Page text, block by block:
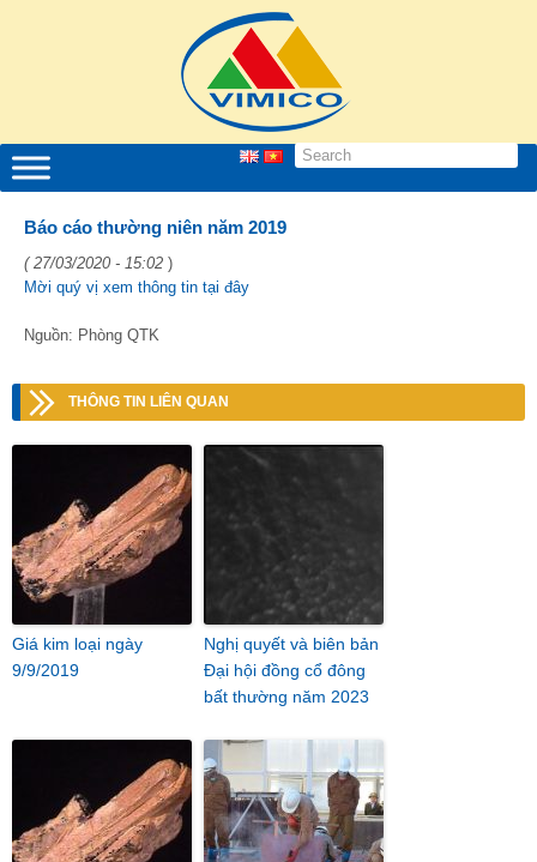
Báo cáo thường niên năm 2019
( 27/03/2020 - 15:02 )
Mời quý vị xem thông tin tại đây
Nguồn: Phòng QTK
THÔNG TIN LIÊN QUAN
Giá kim loại ngày
9/9/2019
Nghị quyết và biên bản
Đại hội đồng cổ đông
bất thường năm 2023